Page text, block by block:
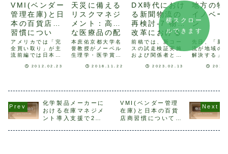
VMI(ベンダー
管理在庫)と日
本の百貨店商
習慣につい
て：後編
アメリカでは「完
全買い取り」が主
流前編では日本の
の商習慣である
ました。これに対
して、米国におけ
るメーカーと小売
り間の取引き形態
2012.02.23
天災に備える
リスクマネジ
メント：高価
な医療品の配
送当日に台風
で大渋滞
が！ その
時・・・
本庶佑京都大学名
誉教授がノーベル
生理学・医学賞を
疫チェックポイン
がノーベル生理
学・医学賞を受賞
しました。iPS細
胞の開発で一躍世
2018.11.22
DX時代におけ
る新聞物流の
再検討-7 物流
改革における
既存輸送事業
者との調整/交
渉について
前稿では、新コー
スの試走検証実施
および関係者との
お伝えしました。
介します。既存輸
送事業者との調整
が鍵これまで、コ
ース集約に向けた
2023.02.13
地方の物
イノベー
ン
先日、「新
流が地域の
解決する」
に参加しま
す。地方行
コラボレー
青森県では
ヤマト運輸
横スクロー
ルできます
化学製品メーカーに
おける在庫マネジメ
ント導入支援で2割
VMI(ベンダー管理
在庫)と日本の百貨
店商習慣について：